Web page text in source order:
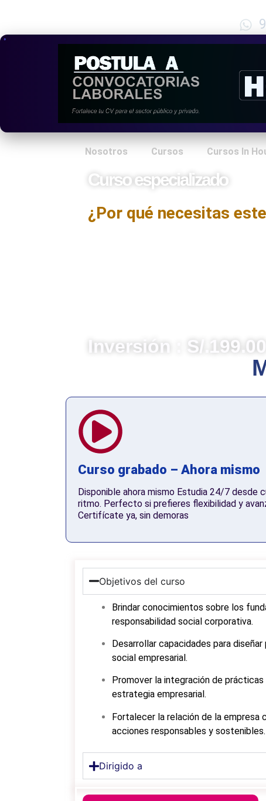
Nosotros Cursos Cursos In
Curso especializado
¿Por qué necesitas
Inversión : S/.199.00
Curso grabado – Ahora mismo
Disponible ahora mismo Estudia 24/7 desde
ritmo. Perfecto si prefieres flexibilidad y
Certifícate ya, sin demoras
Objetivos del curso
Brindar conocimientos sobre los
responsabilidad social corporativa.
Desarrollar capacidades para
social empresarial.
Promover la integración de
estrategia empresarial.
Fortalecer la relación de la empresa
acciones responsables y sostenibles.
Dirigido a